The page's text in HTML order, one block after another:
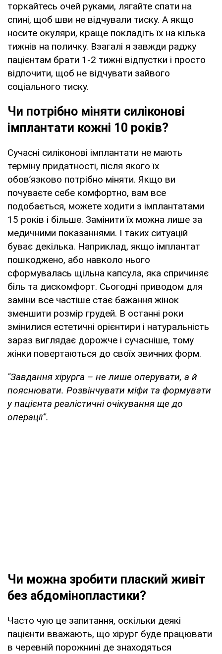
торкайтесь очей руками, лягайте спати на
спині, щоб шви не відчували тиску. А якщо
носите окуляри, краще покладіть їх на кілька
тижнів на поличку. Взагалі я завжди раджу
пацієнтам брати 1-2 тижні відпустки і просто
відпочити, щоб не відчувати зайвого
соціального тиску.
Чи потрібно міняти силіконові
імплантати кожні 10 років?
Сучасні силіконові імплантати не мають
терміну придатності, після якого їх
обов’язково потрібно міняти. Якщо ви
почуваєте себе комфортно, вам все
подобається, можете ходити з імплантатами
15 років і більше. Замінити їх можна лише за
медичними показаннями. І таких ситуацій
буває декілька. Наприклад, якщо імплантат
пошкоджено, або навколо нього
сформувалась щільна капсула, яка спричиняє
біль та дискомфорт. Сьогодні приводом для
заміни все частіше стає бажання жінок
зменшити розмір грудей. В останні роки
змінилися естетичні орієнтири і натуральність
зараз виглядає дорожче і сучасніше, тому
жінки повертаються до своїх звичних форм.
"Завдання хірурга – не лише оперувати, а й
пояснювати. Розвінчувати міфи та формувати
у пацієнта реалістичні очікування ще до
операції".
Чи можна зробити плаский живіт
без абдомінопластики?
Часто чую це запитання, оскільки деякі
пацієнти вважають, що хірург буде працювати
в черевній порожнині де знаходяться